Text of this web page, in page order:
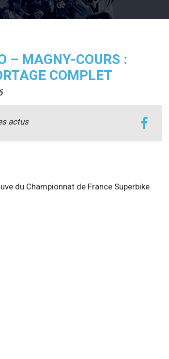
– MAGNY-COURS :
COMPLET
actus
du Championnat de France Superbike